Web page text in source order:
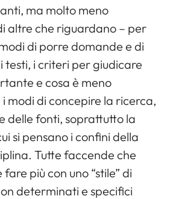
ma molto meno
altre che riguardano – per
di porre domande e di
testi, i criteri per giudicare
e cosa è meno
modi di concepire la ricerca,
delle fonti, soprattutto la
si pensano i confini della
Tutte faccende che
più con uno “stile” di
determinati e specifici